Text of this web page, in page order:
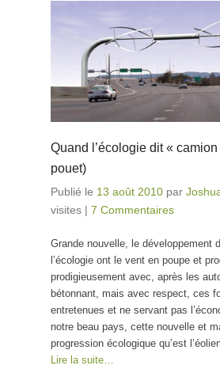
Quand l’écologie dit «
pouet)
Publié le 13 août 2010 par
visites | 7 Commentaires
Grande nouvelle, le développement
l’écologie ont le vent en poupe et
prodigieusement avec, après les
bétonnant, mais avec respect, ces
entretenues et ne servant pas
notre beau pays, cette nouvelle et
progression écologique qu’est
Lire la suite…